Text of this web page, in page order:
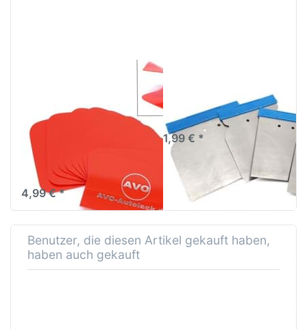
Plastikspachtel
Kunststoffspachtel
115 x 78mm
AVO Karosseriespachtel zur
Verarbeitung von
Spachtelmassen
4,99 € *
hochflexibles
Federbandstahl
1,99 € *
Benutzer, die diesen Artikel gekauft haben,
haben auch gekauft